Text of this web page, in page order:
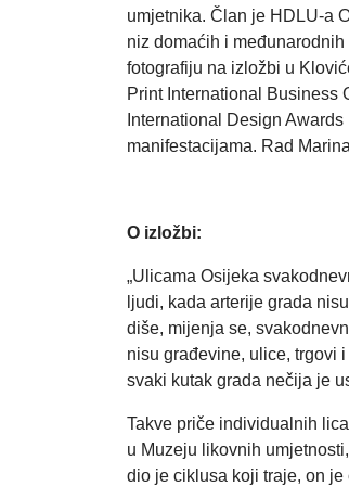
umjetnika. Član je HDLU-a
niz domaćih i
fotografiju na izložbi u
Print International Business
International Design
manifestacijama. Rad
O izložbi:
„Ulicama Osijeka
ljudi, kada arterije grada
diše, mijenja se,
nisu građevine, ulice, trgovi
svaki kutak grada nečija je
Takve priče individualnih
u Muzeju likovnih
dio je ciklusa koji traje, on